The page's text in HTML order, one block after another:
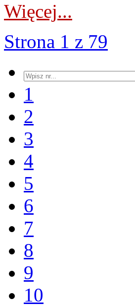
Więcej...
Strona 1 z 79
1
2
3
4
5
6
7
8
9
10